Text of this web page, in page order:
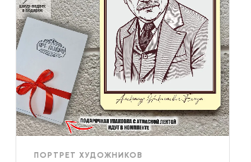
ПОРТРЕТ ХУДОЖНИКОВ